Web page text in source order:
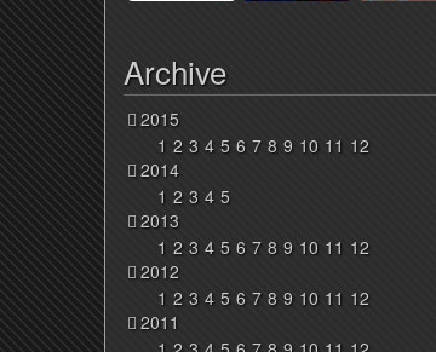
Archive
2015
1 2 3 4 5 6 7 8 9 10 11 12
2014
1 2 3 4 5
2013
1 2 3 4 5 6 7 8 9 10 11 12
2012
1 2 3 4 5 6 7 8 9 10 11 12
2011